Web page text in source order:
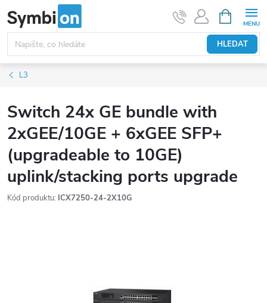
na
obsah
HLEDAT
NÁKUPNÍ
KOŠÍK
L3
Switch 24x GE bundle with
2xGEE/10GE + 6xGEE SFP+
(upgradeable to 10GE)
uplink/stacking ports upgrade
Kód produktu: ICX7250-24-2X10G